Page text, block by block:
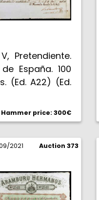
Pretendiente.
España. 100
(Ed. A22) (Ed.
en seco del
Hammer price: 300€
2021 Auction 373